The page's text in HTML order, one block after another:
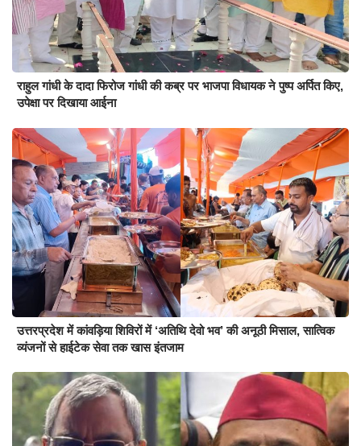
राहुल गांधी के दादा फिरोज गांधी की कब्र पर भाजपा विधायक ने पुष्प अर्पित किए,
उपेक्षा पर दिखाया आईना
उत्तरप्रदेश में कांवड़िया शिविरों में ‘अतिथि देवो भव’ की अनूठी मिसाल, सात्विक
व्यंजनों से हाईटेक सेवा तक खास इंतजाम